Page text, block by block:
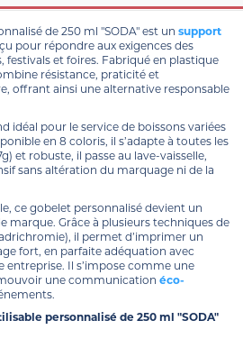
de 250 ml "SODA" est un support
pour répondre aux exigences des
festivals et foires. Fabriqué en plastique
résistance, praticité et
offrant ainsi une alternative responsable
idéal pour le service de boissons variées
en 8 coloris, il s’adapte à toutes les
et robuste, il passe au lave-vaisselle,
sans altération du marquage ni de la
ce gobelet personnalisé devient un
marque. Grâce à plusieurs techniques de
il permet d’imprimer un
fort, en parfaite adéquation avec
entreprise. Il s’impose comme une
une communication éco-
personnalisé de 250 ml "SODA"